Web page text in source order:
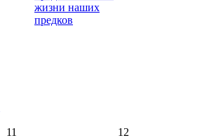
жизни наших
предков
11 12